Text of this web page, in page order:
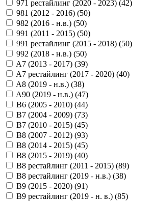
971 рестайлинг (2020 - 2023) (42)
981 (2012 - 2016) (50)
982 (2016 - н.в.) (50)
991 (2011 - 2015) (50)
991 рестайлинг (2015 - 2018) (50)
992 (2018 - н.в.) (50)
A7 (2013 - 2017) (39)
A7 рестайлинг (2017 - 2020) (40)
A8 (2019 - н.в.) (38)
A90 (2019 - н.в.) (47)
B6 (2005 - 2010) (44)
B7 (2004 - 2009) (73)
B7 (2010 - 2015) (45)
B8 (2007 - 2012) (93)
B8 (2014 - 2015) (45)
B8 (2015 - 2019) (40)
B8 рестайлинг (2011 - 2015) (89)
B8 рестайлинг (2019 - н.в.) (38)
B9 (2015 - 2020) (91)
B9 рестайлинг (2019 - н. в.) (85)